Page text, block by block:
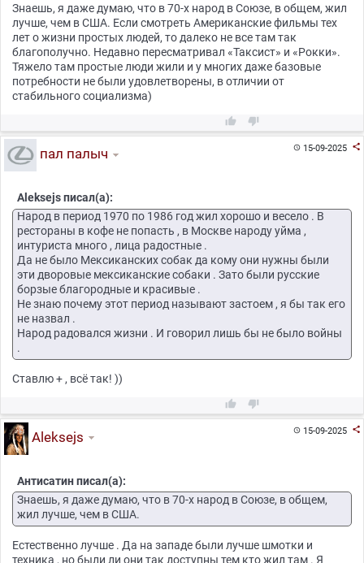
Знаешь, я даже думаю, что в 70-х народ в Союзе, в общем, жил
лучше, чем в США. Если смотреть Американские фильмы тех
лет о жизни простых людей, то далеко не все там так
благополучно. Недавно пересматривал «Таксист» и «Рокки».
Тяжело там простые люди жили и у многих даже базовые
потребности не были удовлетворены, в отличии от
стабильного социализма)
 
15-09-2025 
пал палыч
Aleksejs писал(а):
Народ в период 1970 по 1986 год жил хорошо и весело . В
рестораны в кофе не попасть , в Москве народу уйма ,
интуриста много , лица радостные .
Да не было Мексиканских собак да кому они нужны были
эти дворовые мексиканские собаки . Зато были русские
борзые благородные и красивые .
Не знаю почему этот период называют застоем , я бы так его
не назвал .
Народ радовался жизни . И говорил лишь бы не было войны
.
Ставлю + , всё так! ))
 
15-09-2025 
Aleksejs
Антисатин писал(а):
Знаешь, я даже думаю, что в 70-х народ в Союзе, в общем,
жил лучше, чем в США.
Естественно лучше . Да на западе были лучше шмотки и
техника , но были ли они так доступны тем кто жил там . Я